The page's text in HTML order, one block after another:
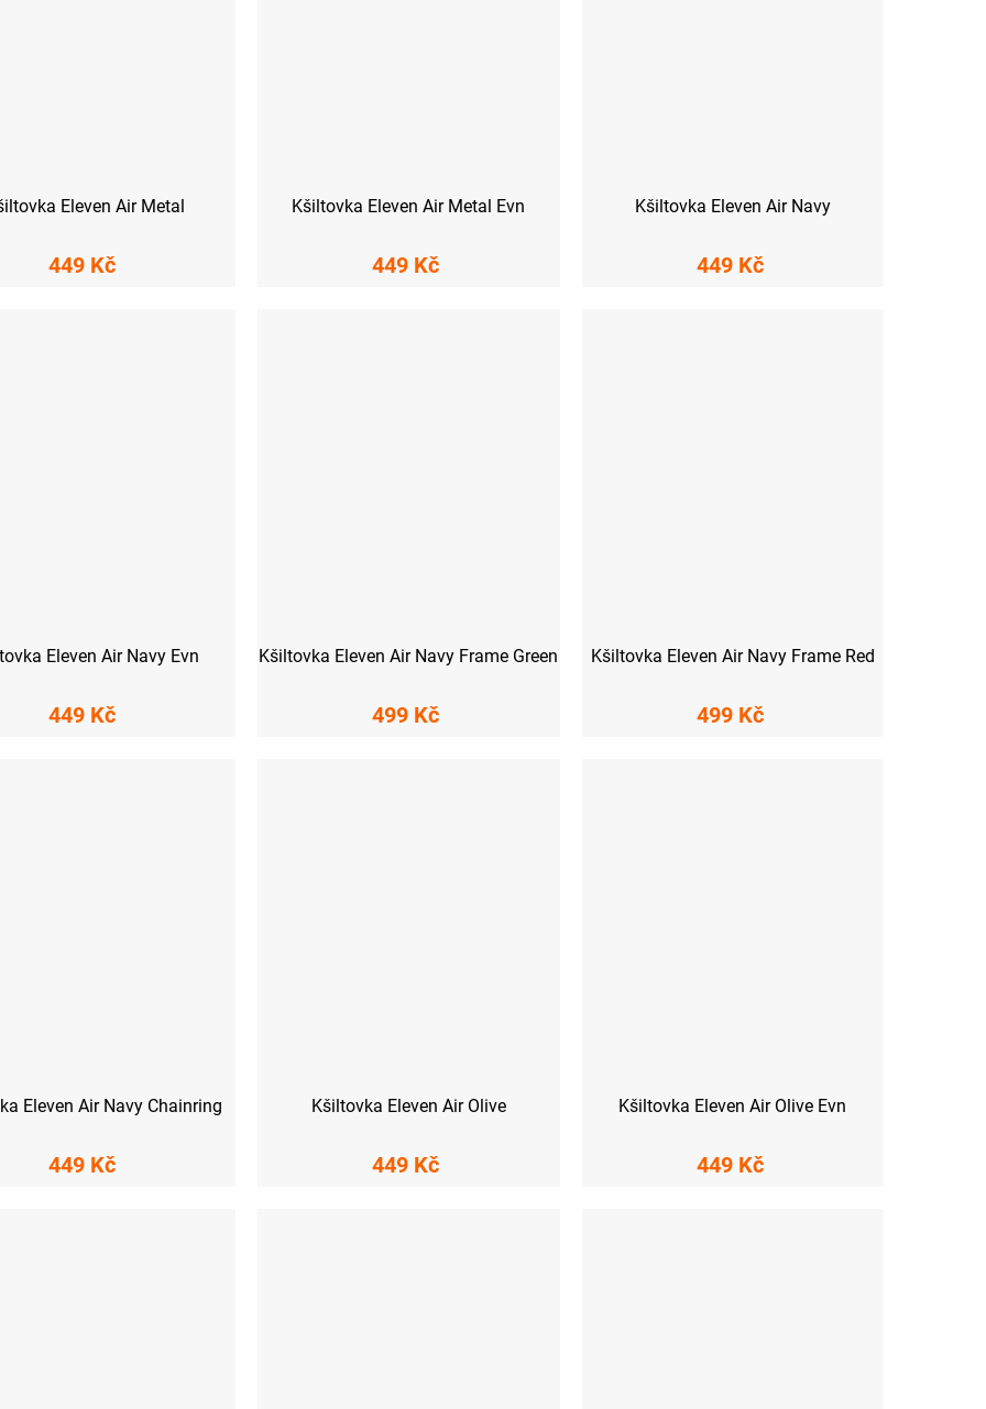
Eleven Air Metal
449 Kč
Kšiltovka Eleven Air Metal Evn
449 Kč
Kšiltovka Eleven Air Navy
449 Kč
Eleven Air Navy Evn
449 Kč
Kšiltovka Eleven Air Navy Frame Green
499 Kč
Kšiltovka Eleven Air Navy Frame Red
499 Kč
Eleven Air Navy Chainring
449 Kč
Kšiltovka Eleven Air Olive
449 Kč
Kšiltovka Eleven Air Olive Evn
449 Kč